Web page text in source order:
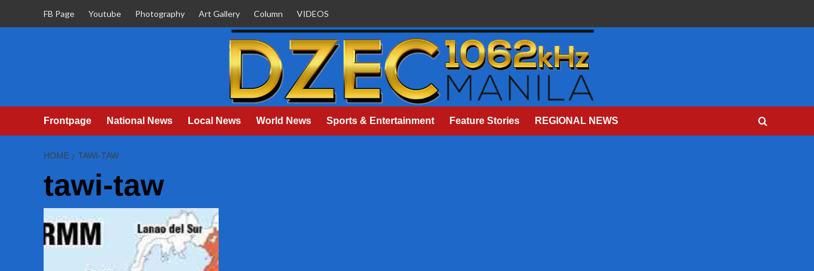
FB Page Youtube Photography Art Gallery Column VIDEOS
Frontpage National News Local News World News Sports & Entertainment Feature Stories REGIONAL NEWS
HOME TAWI-TAW
tawi-taw